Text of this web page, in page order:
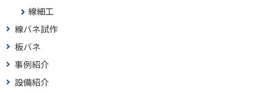
線細工
線バネ試作
板バネ
事例紹介
設備紹介